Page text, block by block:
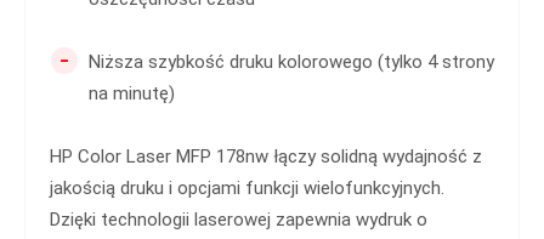
-
Niższa szybkość druku kolorowego (tylko 4 strony
na minutę)
HP Color Laser MFP 178nw łączy solidną wydajność z
jakością druku i opcjami funkcji wielofunkcyjnych.
Dzięki technologii laserowej zapewnia wydruk o